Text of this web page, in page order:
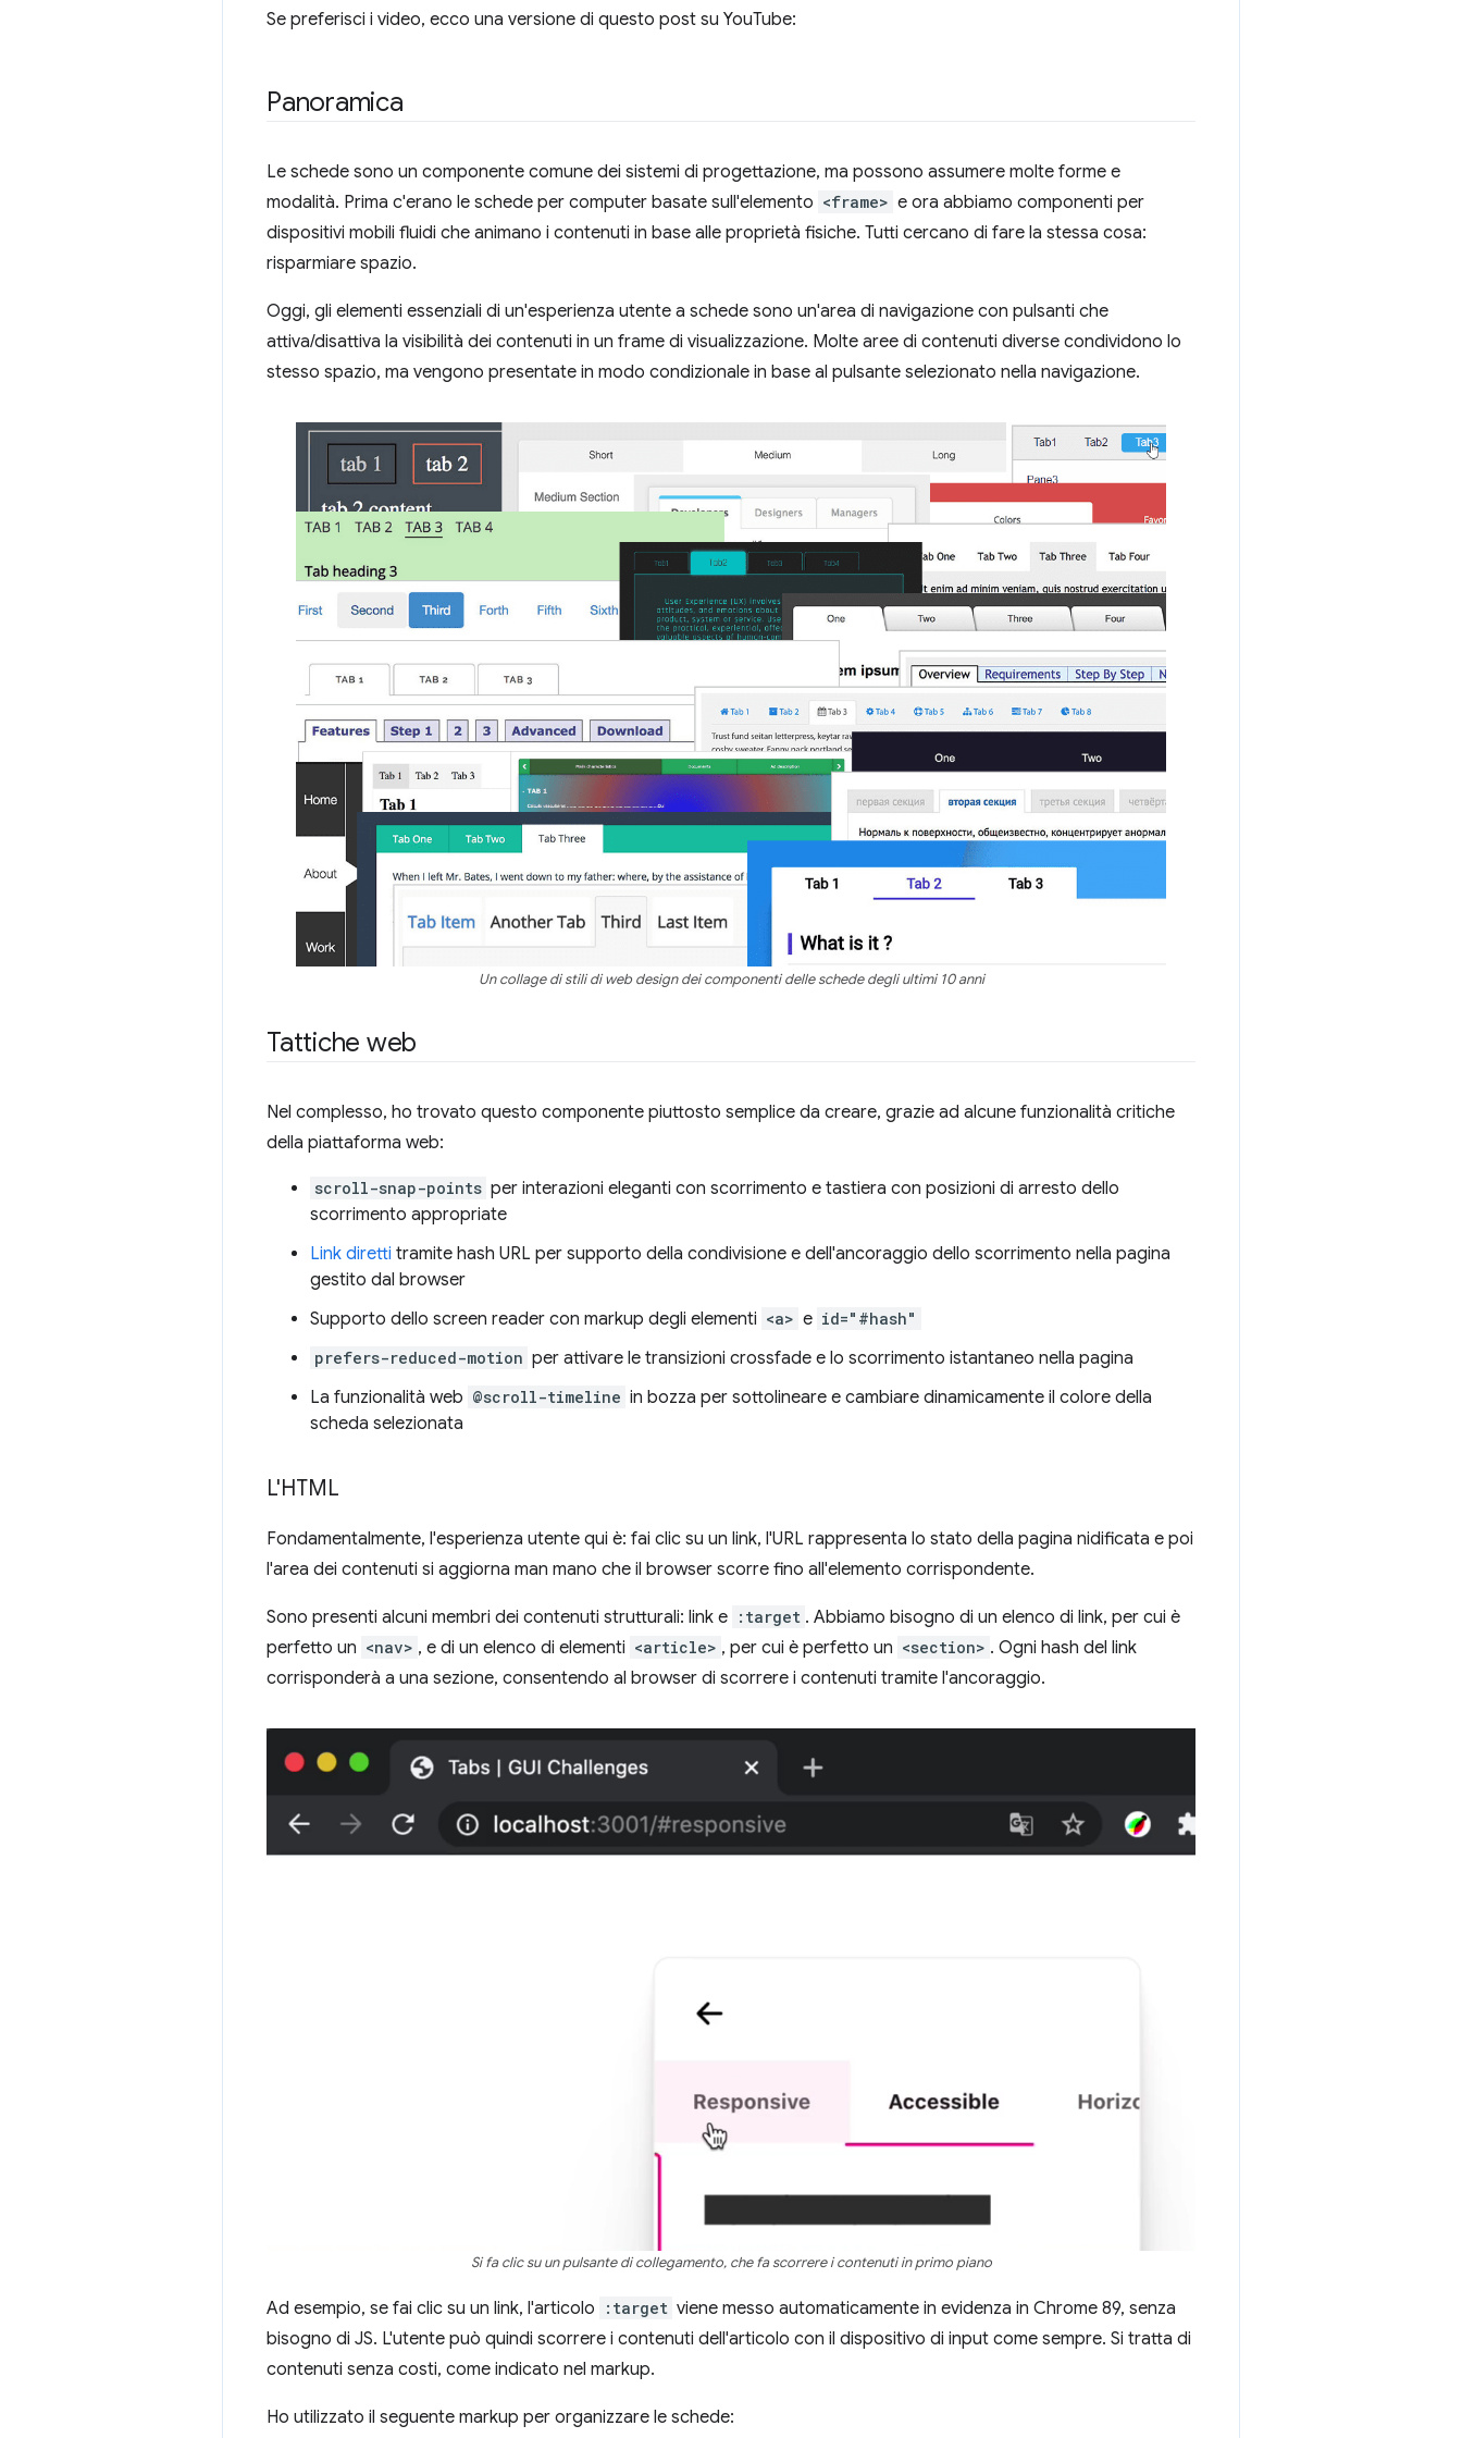
Se preferisci i video, ecco una versione di questo post su YouTube:
Panoramica
Le schede sono un componente comune dei sistemi di progettazione, ma possono assumere molte forme e
modalità. Prima c'erano le schede per computer basate sull'elemento <frame> e ora abbiamo componenti per
dispositivi mobili fluidi che animano i contenuti in base alle proprietà fisiche. Tutti cercano di fare la stessa cosa:
risparmiare spazio.
Oggi, gli elementi essenziali di un'esperienza utente a schede sono un'area di navigazione con pulsanti che
attiva/disattiva la visibilità dei contenuti in un frame di visualizzazione. Molte aree di contenuti diverse condividono lo
stesso spazio, ma vengono presentate in modo condizionale in base al pulsante selezionato nella navigazione.
Un collage di stili di web design dei componenti delle schede degli ultimi 10 anni
Tattiche web
Nel complesso, ho trovato questo componente piuttosto semplice da creare, grazie ad alcune funzionalità critiche
della piattaforma web:
scroll-snap-points per interazioni eleganti con scorrimento e tastiera con posizioni di arresto dello
scorrimento appropriate
Link diretti tramite hash URL per supporto della condivisione e dell'ancoraggio dello scorrimento nella pagina
gestito dal browser
Supporto dello screen reader con markup degli elementi <a> e id="#hash"
prefers-reduced-motion per attivare le transizioni crossfade e lo scorrimento istantaneo nella pagina
La funzionalità web @scroll-timeline in bozza per sottolineare e cambiare dinamicamente il colore della
scheda selezionata
L'HTML
Fondamentalmente, l'esperienza utente qui è: fai clic su un link, l'URL rappresenta lo stato della pagina nidificata e poi
l'area dei contenuti si aggiorna man mano che il browser scorre fino all'elemento corrispondente.
Sono presenti alcuni membri dei contenuti strutturali: link e :target . Abbiamo bisogno di un elenco di link, per cui è
perfetto un <nav> , e di un elenco di elementi <article> , per cui è perfetto un <section> . Ogni hash del link
corrisponderà a una sezione, consentendo al browser di scorrere i contenuti tramite l'ancoraggio.
Si fa clic su un pulsante di collegamento, che fa scorrere i contenuti in primo piano
Ad esempio, se fai clic su un link, l'articolo :target viene messo automaticamente in evidenza in Chrome 89, senza
bisogno di JS. L'utente può quindi scorrere i contenuti dell'articolo con il dispositivo di input come sempre. Si tratta di
contenuti senza costi, come indicato nel markup.
Ho utilizzato il seguente markup per organizzare le schede: